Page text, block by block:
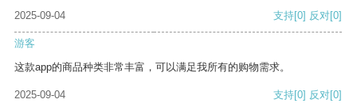
2025-09-04
支持[0] 反对[0]
游客
这款app的商品种类非常丰富，可以满足我所有的购物需求。
2025-09-04 支持[0] 反对[0]